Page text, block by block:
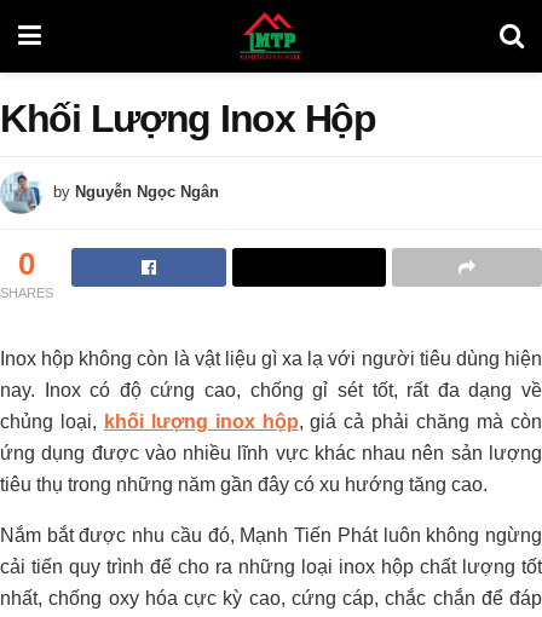
Khối Lượng Inox Hộp
by Nguyễn Ngọc Ngân
0
SHARES
Inox hộp không còn là vật liệu gì xa lạ với người tiêu dùng hiện
nay. Inox có độ cứng cao, chống gỉ sét tốt, rất đa dạng về
chủng loại, khối lượng inox hộp, giá cả phải chăng mà còn
ứng dụng được vào nhiều lĩnh vực khác nhau nên sản lượng
tiêu thụ trong những năm gần đây có xu hướng tăng cao.
Nắm bắt được nhu cầu đó, Mạnh Tiến Phát luôn không ngừng
cải tiến quy trình để cho ra những loại inox hộp chất lượng tốt
nhất, chống oxy hóa cực kỳ cao, cứng cáp, chắc chắn để đáp